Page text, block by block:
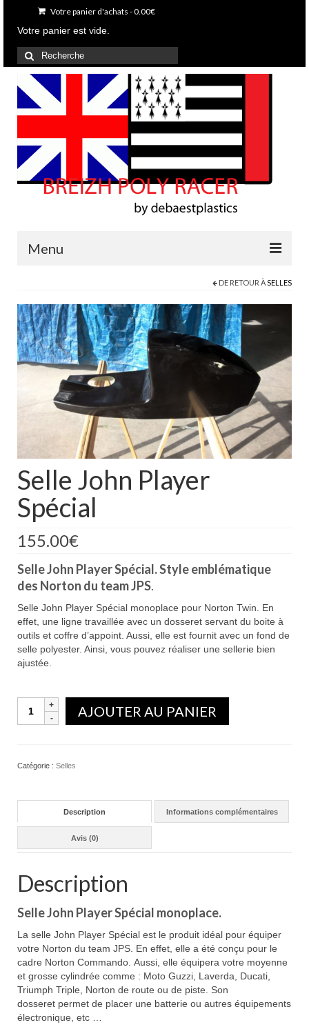
Votre panier d'achats -0.00€
Votre panier est vide.
Rechercher
:
Menu
Boutique
Projets en cours
Mon compte
Mon panier
Nous contacter
Nous situer
DE RETOUR ÀSELLES
Selle John Player
Spécial
155.00€
Selle John Player Spécial. Style emblématique
des Norton du team JPS.
Selle John Player Spécial monoplace pour Norton Twin. En
effet, une ligne travaillée avec un dosseret servant du boite à
outils et coffre d’appoint. Aussi, elle est fournit avec un fond de
selle polyester. Ainsi, vous pouvez réaliser une sellerie bien
ajustée.
Quantité AJOUTER AU PANIER
Catégorie : Selles
Description Informations complémentaires
Avis (0)
Description
Selle John Player Spécial monoplace.
La selle John Player Spécial est le produit idéal pour équiper
votre Norton du team JPS. En effet, elle a été conçu pour le
cadre Norton Commando. Aussi, elle équipera votre moyenne
et grosse cylindrée comme : Moto Guzzi, Laverda, Ducati,
Triumph Triple, Norton de route ou de piste. Son
dosseret permet de placer une batterie ou autres équipements
électronique, etc …